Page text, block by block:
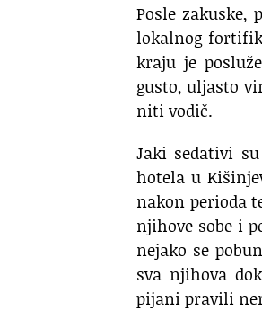
Posle
lokalnog
kraju je
gusto, uljasto
niti vodič.
Jaki sedativi
hotela u
nakon perioda
njihove sobe i
nejako se
sva njihova
pijani pravili